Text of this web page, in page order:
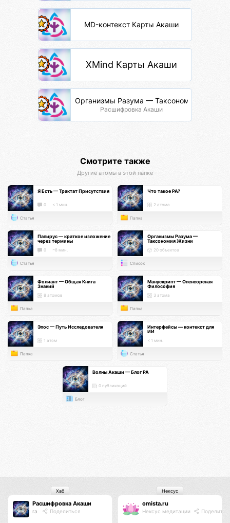
MD-контекст Карты Акаши
XMind Карты Акаши
Организмы Разума — Таксономия Жизни
Расшифровка Акаши
Смотрите также
Другие атомы в этой папке
Я Есть — Трактат Присутствия
0 < 1 мин.
Статья
Что такое РА?
2 атома
Папка
Папирус — краткое изложение
через термины
0 ~8 мин.
Статья
Организмы Разума —
Таксономия Жизни
20 объектов
Список
Фолиант — Общая Книга
Знаний
8 атомов
Папка
Манускрипт — Опенсорсная
Философия
3 атома
Папка
Эпос — Путь Исследователя
1 атом
Папка
Интерфейсы — контекст для
ИИ
< 1 мин.
Статья
Волны Акаши — Блог РА
0 публикаций
Блог
Расшифровка Акаши
ra Поделиться
Хаб
omista.ru
Нексус медитации
Нексус